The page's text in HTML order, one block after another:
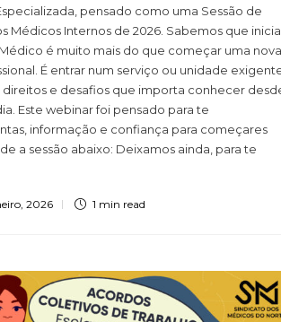
pensado como uma Sessão de
Médicos Internos de 2026. Sabemos que
é muito mais do que começar uma nova
É entrar num serviço ou unidade
direitos e desafios que importa conhecer
Este webinar foi pensado para te
informação e confiança para começares
a sessão abaixo: Deixamos ainda, para te
2026 1 min read